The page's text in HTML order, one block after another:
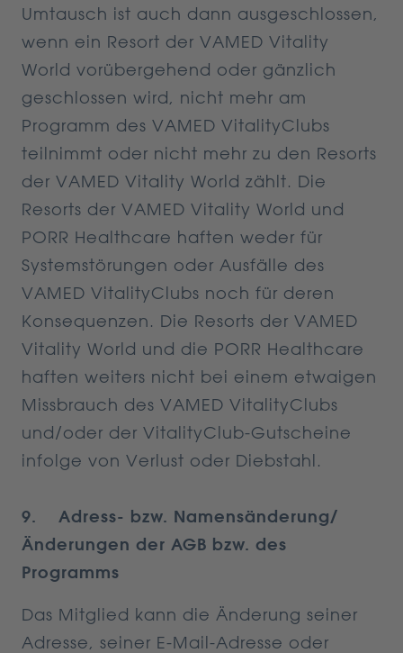
Umtausch ist auch dann ausgeschlossen,
wenn ein Resort der VAMED Vitality
World vorübergehend oder gänzlich
geschlossen wird, nicht mehr am
Programm des VAMED VitalityClubs
teilnimmt oder nicht mehr zu den Resorts
der VAMED Vitality World zählt. Die
Resorts der VAMED Vitality World und
PORR Healthcare haften weder für
Systemstörungen oder Ausfälle des
VAMED VitalityClubs noch für deren
Konsequenzen. Die Resorts der VAMED
Vitality World und die PORR Healthcare
haften weiters nicht bei einem etwaigen
Missbrauch des VAMED VitalityClubs
und/oder der VitalityClub-Gutscheine
infolge von Verlust oder Diebstahl.
9. Adress- bzw. Namensänderung/
Änderungen der AGB bzw. des
Programms
Das Mitglied kann die Änderung seiner
Adresse, seiner E-Mail-Adresse oder